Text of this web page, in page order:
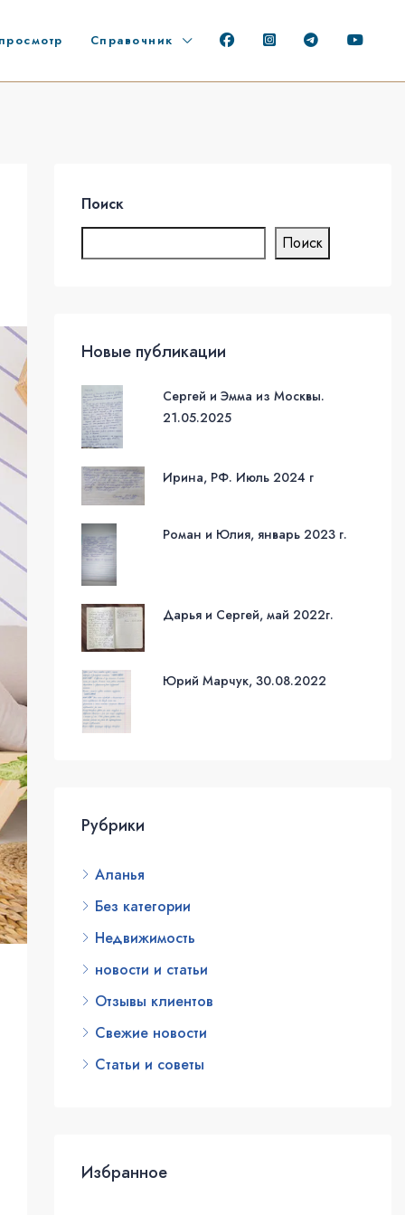
Справочник
Поиск
Поиск
Новые публикации
Сергей и Эмма из Москвы.
21.05.2025
Ирина, РФ. Июль 2024 г
Роман и Юлия, январь 2023 г.
Дарья и Сергей, май 2022г.
Юрий Марчук, 30.08.2022
Рубрики
Аланья
Без категории
Недвижимость
новости и статьи
Отзывы клиентов
Свежие новости
Статьи и советы
Избранное